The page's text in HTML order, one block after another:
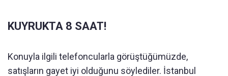
KUYRUKTA 8 SAAT!
Konuyla ilgili telefoncularla görüştüğümüzde,
satışların gayet iyi olduğunu söylediler. İstanbul